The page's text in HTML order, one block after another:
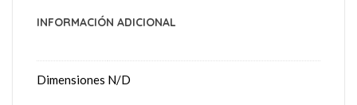
INFORMACIÓN ADICIONAL
Dimensiones N/D